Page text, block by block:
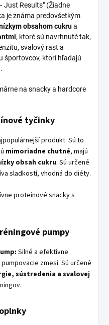
Just Results" (Žiadne
je známa predovšetkým
obsahom cukrua
, ktoré sú navrhnuté tak,
svalový rast a
športovcov, ktorí hľadajú
.
na snacky a hardcore
tyčinky
produkt. Sú to
mimoriadne chutné, majú
obsah cukru. Sú určené
sladkostí, vhodná do diéty.
proteínové snacky s
pumpy
Silné a efektívne
zmesi. Sú určené
sústredenia a svalovej